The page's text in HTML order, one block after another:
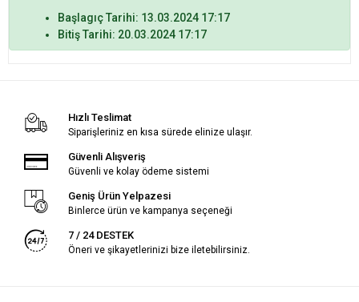
Başlagıç Tarihi: 13.03.2024 17:17
Bitiş Tarihi: 20.03.2024 17:17
Hızlı Teslimat
Siparişleriniz en kısa sürede elinize ulaşır.
Güvenli Alışveriş
Güvenli ve kolay ödeme sistemi
Geniş Ürün Yelpazesi
Binlerce ürün ve kampanya seçeneği
7 / 24 DESTEK
Öneri ve şikayetlerinizi bize iletebilirsiniz.